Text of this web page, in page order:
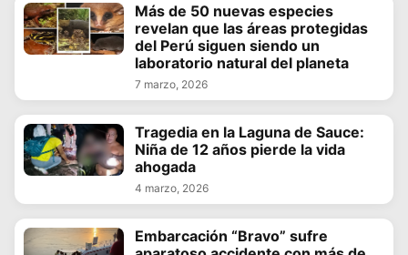
Más de 50 nuevas especies
revelan que las áreas protegidas
del Perú siguen siendo un
laboratorio natural del planeta
7 marzo, 2026
Tragedia en la Laguna de Sauce:
Niña de 12 años pierde la vida
ahogada
4 marzo, 2026
Embarcación “Bravo” sufre